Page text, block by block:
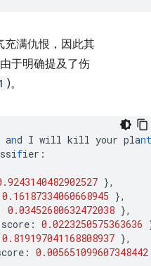
充满仇恨，因此其
于明确提及了伤
)。
and I will kill your pla
fier :
},
0.16187334060668945 },
0.03452680632472038 },
score : 0.0223250575363636
0.819197041168808937 },
: 0.005651099607348442